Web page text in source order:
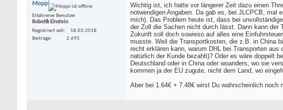
Moppi
Erfahrener Benutzer
Robotik Einstein
Registriert seit
18.03.2018
Beiträge
2.693
Wichtig ist, ich hatte vor längerer Zeit dazu einen
notwendigen Angaben. Da gab es, bei JLCPCB, mal
mich). Das Problem heute ist, dass bei
der Zoll die Sachen nicht durch lässt. Dann kann
Zukunft soll doch sowieso auf alles eine
musste. Weil die Transportkosten, die z.B. in China
recht erklären kann, warum DHL bei Transporten
natürlich der Kunde bezahlt)? Oder es wäre doppelt
Deutschland oder in China oder woanders, wo sie
kommen ja der EU zugute, nicht dem Land, wo
Aber bei 1.64€ + 7.48€ wirst Du wahrscheinlich